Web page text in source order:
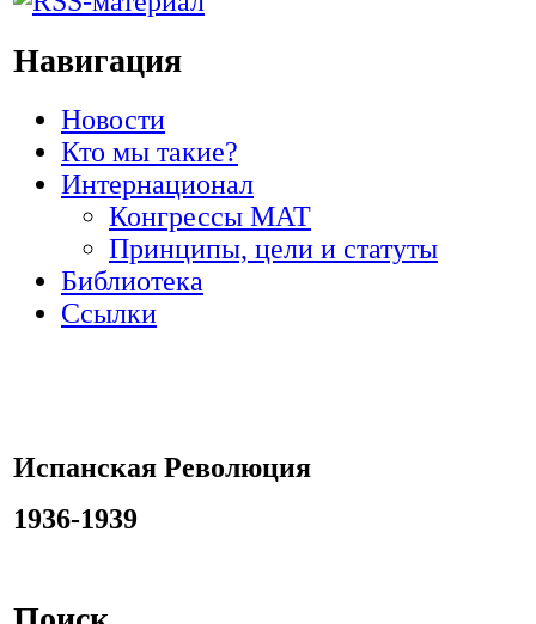
Навигация
Новости
Кто мы такие?
Интернационал
Конгрессы МАТ
Принципы, цели и статуты
Библиотека
Ссылки
Испанская Революция
1936-1939